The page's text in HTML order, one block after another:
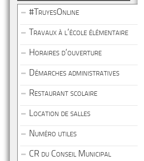
#TruyesOnline
Travaux à l’école élémentaire
Horaires d’ouverture
Démarches administratives
Restaurant scolaire
Location de salles
Numéro utiles
CR du Conseil Municipal